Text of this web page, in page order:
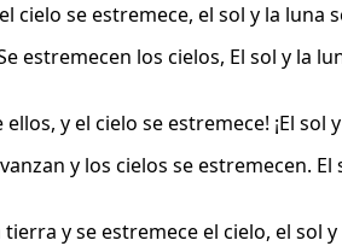
cielo se estremece, el sol y la luna
estremecen los cielos, El sol y la
y el cielo se estremece! ¡El
y los cielos se estremecen.
y se estremece el cielo, el sol